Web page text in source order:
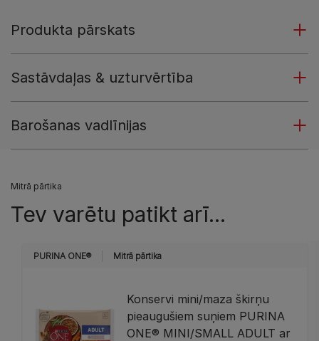
Produkta pārskats
Sastāvdaļas & uzturvērtība
Barošanas vadlīnijas
Mitrā pārtika
Tev varētu patikt arī...
PURINA ONE® Mitrā pārtika
Konservi mini/maza škirņu
pieaugušiem suņiem PURINA
ONE® MINI/SMALL ADULT ar